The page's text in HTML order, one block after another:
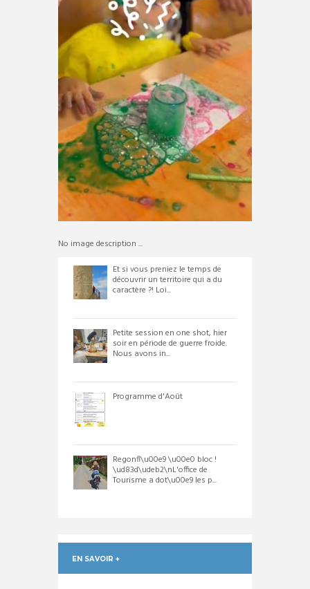
No image description ...
Et si vous preniez le temps de
découvrir un territoire qui a du
caractère ?! Loi...
Petite session en one shot, hier
soir en période de guerre froide.
Nous avons in...
Programme d'Août
Regonfl\u00e9 \u00e0 bloc !
\ud83d\udeb2\nL'office de
Tourisme a dot\u00e9 les p...
EN SAVOIR +